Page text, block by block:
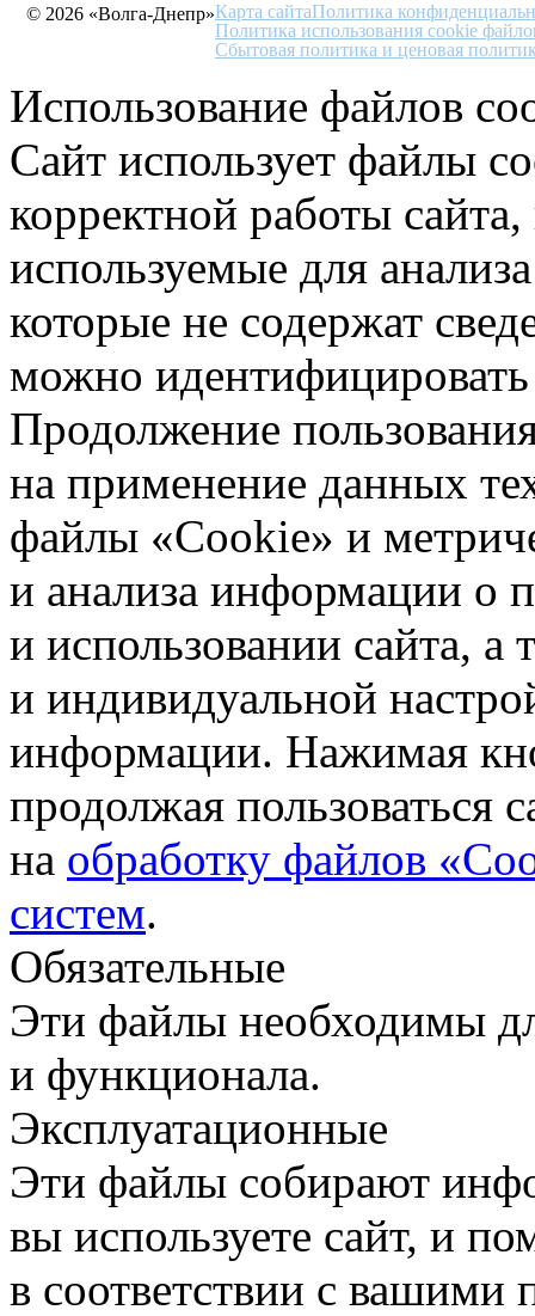
© 2026 «Волга-Днепр»Карта сайтаПолитика
Политика использования cookie
Сбытовая политика и ценовая
Использование файлов
Сайт использует файлы
корректной работы
используемые для
которые не содержат
можно идентифицировать
Продолжение
на применение данных
файлы «Cookie» и
и анализа информации о
и использовании сайта,
и индивидуальной
информации. Нажимая
продолжая пользоваться
на обработку файлов
систем.
Обязательные
Эти файлы необходимы
и функционала.
Эксплуатационные
Эти файлы собирают
вы используете сайт, и
в соответствии с вашими